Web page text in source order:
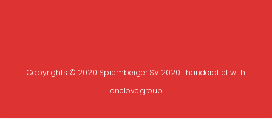
Copyrights © 2020 Spremberger SV 2020 | handcraftet with
onelove.group